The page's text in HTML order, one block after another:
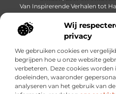
Wij
privacy
We gebruiken cookies en
begrijpen hoe u onze website
verbeteren. Deze cookies
doeleinden, waaronder
analyseren van het gebruik van
Van Inspirerende Verhalen tot
Binnen
Bericht categorie
Onze informatie